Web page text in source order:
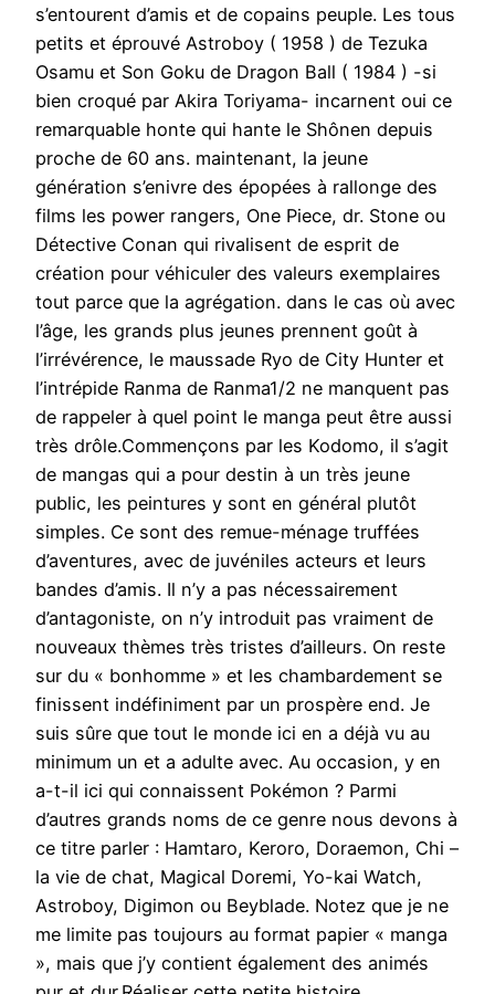
s’entourent d’amis et de copains peuple. Les tous
petits et éprouvé Astroboy ( 1958 ) de Tezuka
Osamu et Son Goku de Dragon Ball ( 1984 ) -si
bien croqué par Akira Toriyama- incarnent oui ce
remarquable honte qui hante le Shônen depuis
proche de 60 ans. maintenant, la jeune
génération s’enivre des épopées à rallonge des
films les power rangers, One Piece, dr. Stone ou
Détective Conan qui rivalisent de esprit de
création pour véhiculer des valeurs exemplaires
tout parce que la agrégation. dans le cas où avec
l’âge, les grands plus jeunes prennent goût à
l’irrévérence, le maussade Ryo de City Hunter et
l’intrépide Ranma de Ranma1/2 ne manquent pas
de rappeler à quel point le manga peut être aussi
très drôle.Commençons par les Kodomo, il s’agit
de mangas qui a pour destin à un très jeune
public, les peintures y sont en général plutôt
simples. Ce sont des remue-ménage truffées
d’aventures, avec de juvéniles acteurs et leurs
bandes d’amis. Il n’y a pas nécessairement
d’antagoniste, on n’y introduit pas vraiment de
nouveaux thèmes très tristes d’ailleurs. On reste
sur du « bonhomme » et les chambardement se
finissent indéfiniment par un prospère end. Je
suis sûre que tout le monde ici en a déjà vu au
minimum un et a adulte avec. Au occasion, y en
a-t-il ici qui connaissent Pokémon ? Parmi
d’autres grands noms de ce genre nous devons à
ce titre parler : Hamtaro, Keroro, Doraemon, Chi –
la vie de chat, Magical Doremi, Yo-kai Watch,
Astroboy, Digimon ou Beyblade. Notez que je ne
me limite pas toujours au format papier « manga
», mais que j’y contient également des animés